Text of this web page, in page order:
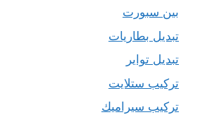
بين سبورت
تبديل بطاريات
تبديل تواير
تركيب ستلايت
تركيب سيراميك